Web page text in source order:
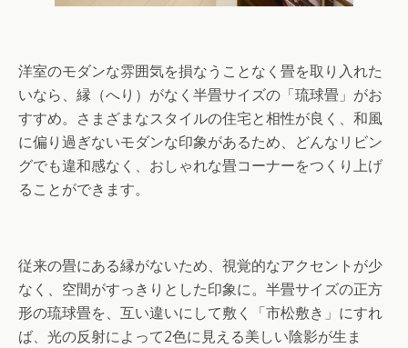
洋室のモダンな雰囲気を損なうことなく畳を取り入れた
いなら、縁（へり）がなく半畳サイズの「琉球畳」がお
すすめ。さまざまなスタイルの住宅と相性が良く、和風
に偏り過ぎないモダンな印象があるため、どんなリビン
グでも違和感なく、おしゃれな畳コーナーをつくり上げ
ることができます。
従来の畳にある縁がないため、視覚的なアクセントが少
なく、空間がすっきりとした印象に。半畳サイズの正方
形の琉球畳を、互い違いにして敷く「市松敷き」にすれ
ば、光の反射によって2色に見える美しい陰影が生ま